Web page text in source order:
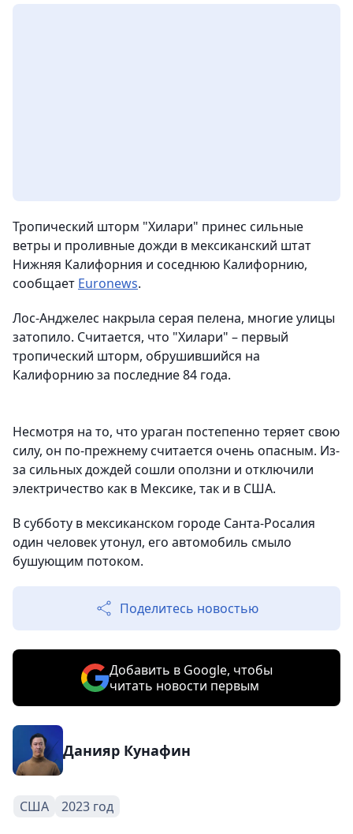
Тропический шторм "Хилари" принес сильные
ветры и проливные дожди в мексиканский штат
Нижняя Калифорния и соседнюю Калифорнию,
сообщает Euronews.
Лос-Анджелес накрыла серая пелена, многие улицы
затопило. Считается, что "Хилари" – первый
тропический шторм, обрушившийся на
Калифорнию за последние 84 года.
Несмотря на то, что ураган постепенно теряет свою
силу, он по-прежнему считается очень опасным. Из-
за сильных дождей сошли оползни и отключили
электричество как в Мексике, так и в США.
В субботу в мексиканском городе Санта-Росалия
один человек утонул, его автомобиль смыло
бушующим потоком.
Поделитесь новостью
Добавить в Google, чтобы
читать новости первым
Данияр Кунафин
США 2023 год